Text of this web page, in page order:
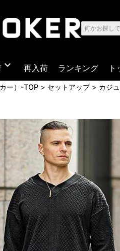
expand_more 再入荷 ランキング ト
ー）-TOP セットアップ カジ